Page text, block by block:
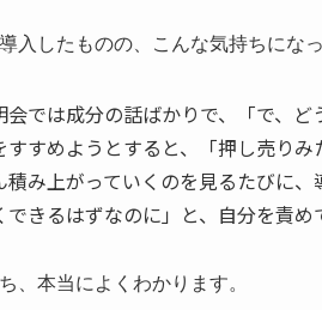
入したものの、こんな気持ちにな
会では成分の話ばかりで、「で、
すすめようとすると、「押し売り
み上がっていくのを見るたびに
できるはずなのに」と、自分を責
本当によくわかります。